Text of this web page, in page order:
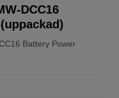
Battery Power
DCC16